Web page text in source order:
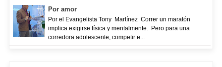
Por amor
Por el Evangelista Tony Martínez Correr un maratón
implica exigirse física y mentalmente. Pero para una
corredora adolescente, competir e...